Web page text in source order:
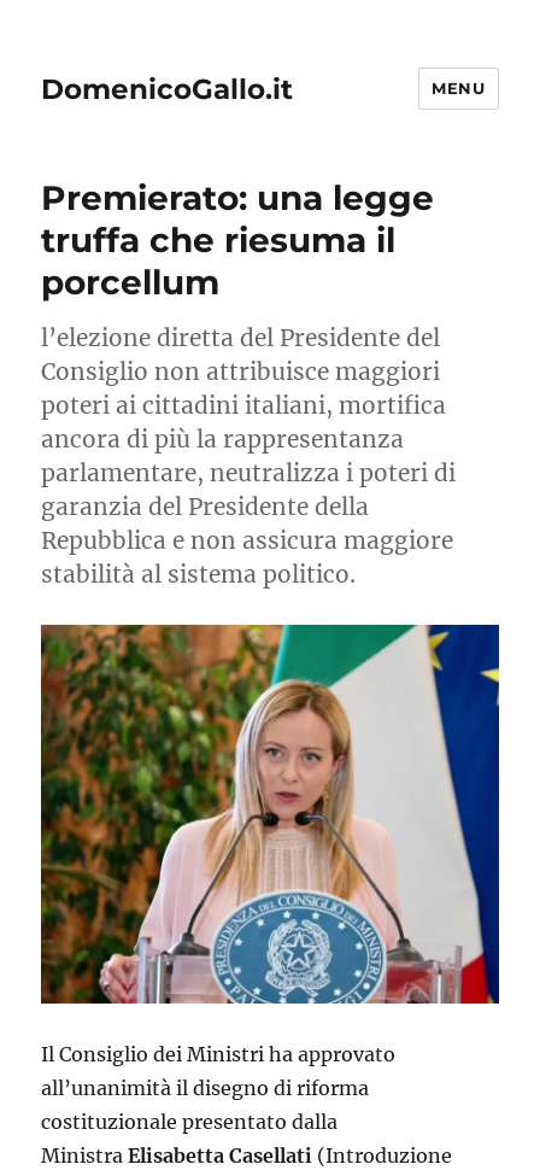
DomenicoGallo.it MENU
Premierato: una legge
truffa che riesuma il
porcellum
l’elezione diretta del Presidente del
Consiglio non attribuisce maggiori
poteri ai cittadini italiani, mortifica
ancora di più la rappresentanza
parlamentare, neutralizza i poteri di
garanzia del Presidente della
Repubblica e non assicura maggiore
stabilità al sistema politico.
Il Consiglio dei Ministri ha approvato
all’unanimità il disegno di riforma
costituzionale presentato dalla
MinistraElisabetta Casellati (Introduzione